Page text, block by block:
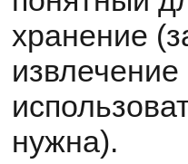
хранение
нужна).